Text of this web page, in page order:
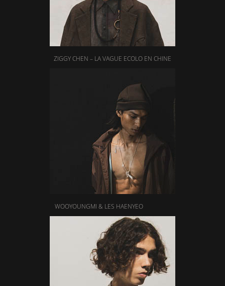
ZIGGY CHEN – LA VAGUE ECOLO EN CHINE
WOOYOUNGMI & LES HAENYEO